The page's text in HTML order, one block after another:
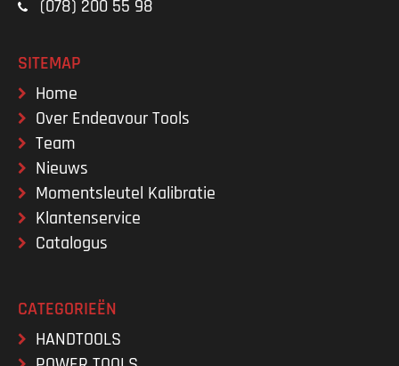
(078) 200 55 98
SITEMAP
Home
Over Endeavour Tools
Team
Nieuws
Momentsleutel Kalibratie
Klantenservice
Catalogus
CATEGORIEËN
HANDTOOLS